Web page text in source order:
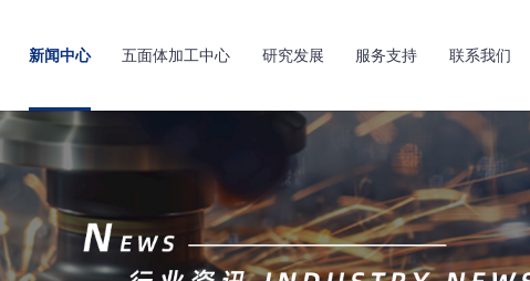
新闻中心 五面体加工中心 研究发展 服务支持 联系我们